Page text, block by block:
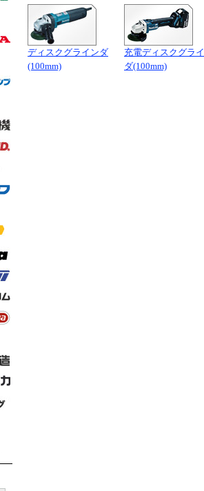
ディスクグラインダ
(100mm)
充電ディスクグラ
ダ(100mm)